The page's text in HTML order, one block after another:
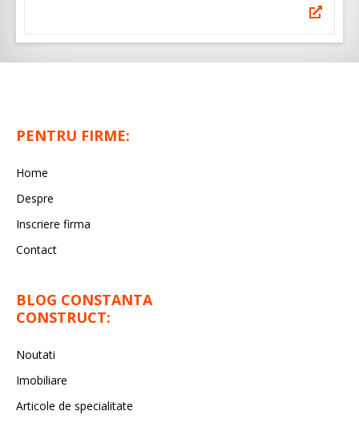
PENTRU FIRME:
Home
Despre
Inscriere firma
Contact
BLOG CONSTANTA
CONSTRUCT:
Noutati
Imobiliare
Articole de specialitate